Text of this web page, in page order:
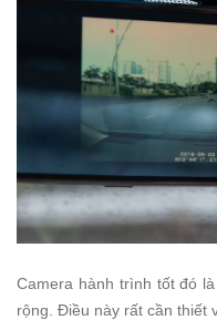
Camera hành trình tốt đó
rộng. Điều này rất cần thiết